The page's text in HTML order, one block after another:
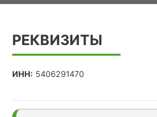
РЕКВИЗИТЫ
ИНН: 5406291470